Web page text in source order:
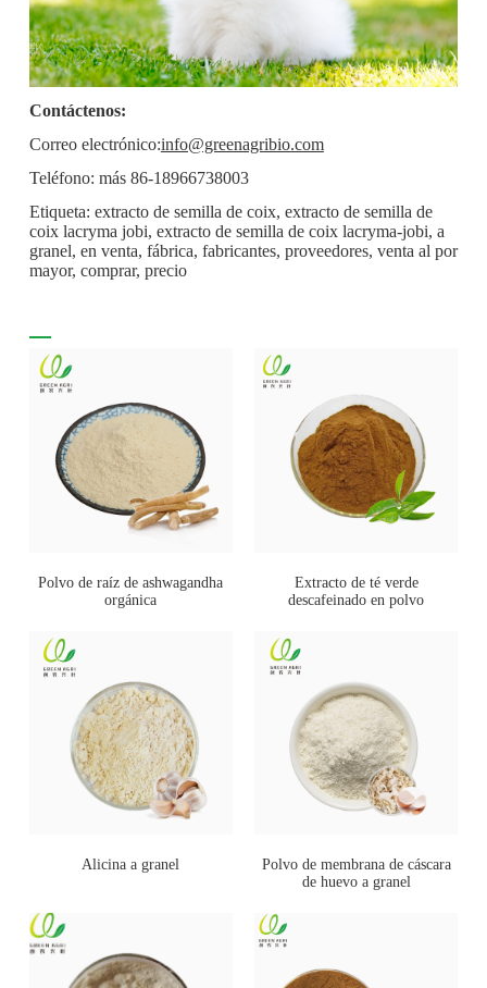
Contáctenos:
Correo electrónico:info@greenagribio.com
Teléfono: más 86-18966738003
Etiqueta: extracto de semilla de coix, extracto de semilla de
coix lacryma jobi, extracto de semilla de coix lacryma-jobi, a
granel, en venta, fábrica, fabricantes, proveedores, venta al por
mayor, comprar, precio
Polvo de raíz de ashwagandha
orgánica
Extracto de té verde
descafeinado en polvo
Alicina a granel
Polvo de membrana de cáscara
de huevo a granel